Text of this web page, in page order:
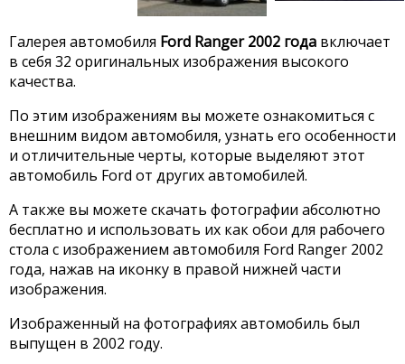
Галерея автомобиля Ford Ranger 2002 года включает
в себя 32 оригинальных изображения высокого
качества.
По этим изображениям вы можете ознакомиться с
внешним видом автомобиля, узнать его особенности
и отличительные черты, которые выделяют этот
автомобиль Ford от других автомобилей.
А также вы можете скачать фотографии абсолютно
бесплатно и использовать их как обои для рабочего
стола с изображением автомобиля Ford Ranger 2002
года, нажав на иконку в правой нижней части
изображения.
Изображенный на фотографиях автомобиль был
выпущен в 2002 году.